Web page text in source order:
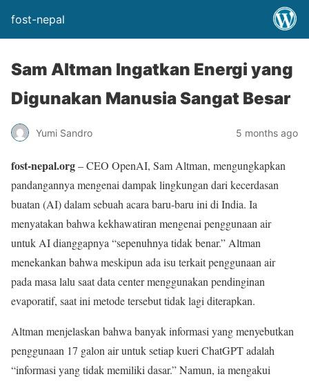
fost-nepal
Sam Altman Ingatkan Energi yang
Digunakan Manusia Sangat Besar
Yumi Sandro 5 months ago
fost-nepal.org– CEO OpenAI, Sam Altman, mengungkapkan
pandangannya mengenai dampak lingkungan dari kecerdasan
buatan (AI) dalam sebuah acara baru-baru ini di India. Ia
menyatakan bahwa kekhawatiran mengenai penggunaan air
untuk AI dianggapnya “sepenuhnya tidak benar.” Altman
menekankan bahwa meskipun ada isu terkait penggunaan air
pada masa lalu saat data center menggunakan pendinginan
evaporatif, saat ini metode tersebut tidak lagi diterapkan.
Altman menjelaskan bahwa banyak informasi yang menyebutkan
penggunaan 17 galon air untuk setiap kueri ChatGPT adalah
“informasi yang tidak memiliki dasar.” Namun, ia mengakui